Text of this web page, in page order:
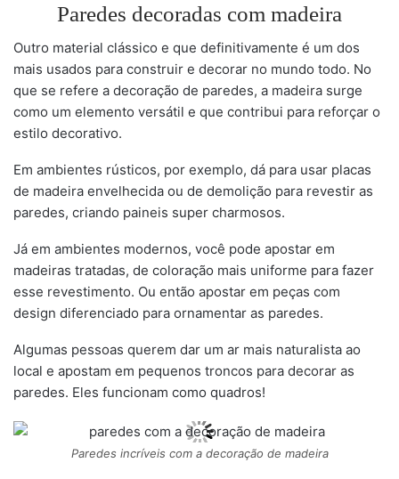
Paredes decoradas com madeira
Outro material clássico e que definitivamente é um dos
mais usados para construir e decorar no mundo todo. No
que se refere a decoração de paredes, a madeira surge
como um elemento versátil e que contribui para reforçar o
estilo decorativo.
Em ambientes rústicos, por exemplo, dá para usar placas
de madeira envelhecida ou de demolição para revestir as
paredes, criando paineis super charmosos.
Já em ambientes modernos, você pode apostar em
madeiras tratadas, de coloração mais uniforme para fazer
esse revestimento. Ou então apostar em peças com
design diferenciado para ornamentar as paredes.
Algumas pessoas querem dar um ar mais naturalista ao
local e apostam em pequenos troncos para decorar as
paredes. Eles funcionam como quadros!
Paredes incríveis com a decoração de madeira